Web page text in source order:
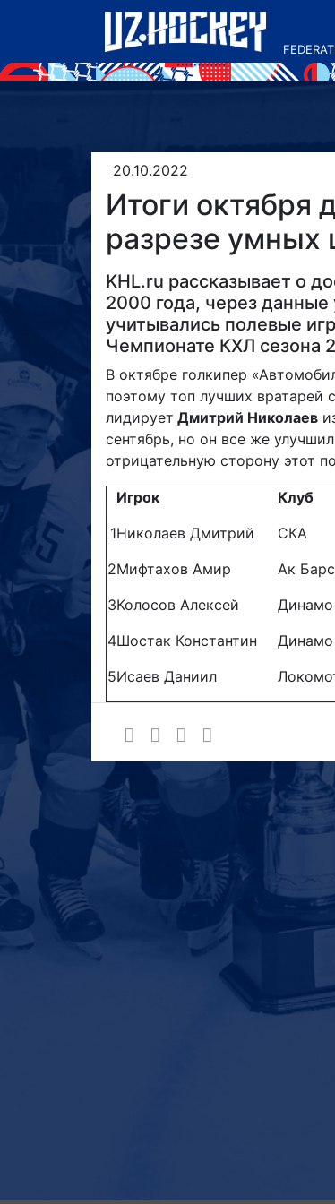
20.10.2022
Итоги октября
разрезе умных
KHL.ru рассказывает о
2000 года, через
учитывались полевые
Чемпионате КХЛ сезона
В октябре голкипер
поэтому топ лучших вратарей
лидирует Дмитрий Николаев
сентябрь, но он все же
отрицательную сторону этот
Игрок Клуб
1Николаев Дмитрий СКА
2Мифтахов Амир Ак Барс
3Колосов Алексей
4Шостак Константин
5Исаев Даниил